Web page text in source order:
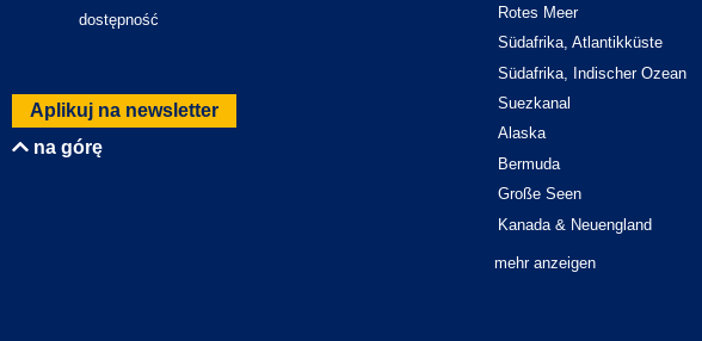
Aplikuj na newsletter
na górę
dostępność
Rotes Meer
Südafrika, Atlantikküste
Südafrika, Indischer Ozean
Suezkanal
Alaska
Bermuda
Große Seen
Kanada & Neuengland
mehr anzeigen